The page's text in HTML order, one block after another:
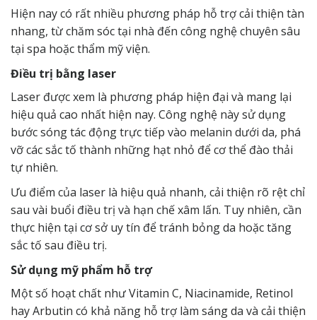
Hiện nay có rất nhiều phương pháp hỗ trợ cải thiện tàn
nhang, từ chăm sóc tại nhà đến công nghệ chuyên sâu
tại spa hoặc thẩm mỹ viện.
Điều trị bằng laser
Laser được xem là phương pháp hiện đại và mang lại
hiệu quả cao nhất hiện nay. Công nghệ này sử dụng
bước sóng tác động trực tiếp vào melanin dưới da, phá
vỡ các sắc tố thành những hạt nhỏ để cơ thể đào thải
tự nhiên.
Ưu điểm của laser là hiệu quả nhanh, cải thiện rõ rệt chỉ
sau vài buổi điều trị và hạn chế xâm lấn. Tuy nhiên, cần
thực hiện tại cơ sở uy tín để tránh bỏng da hoặc tăng
sắc tố sau điều trị.
Sử dụng mỹ phẩm hỗ trợ
Một số hoạt chất như Vitamin C, Niacinamide, Retinol
hay Arbutin có khả năng hỗ trợ làm sáng da và cải thiện